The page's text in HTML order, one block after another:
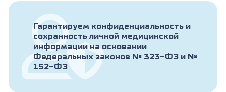
Гарантируем конфиденциальность и
сохранность личной медицинской
информации на основании
Федеральных законов № 323-ФЗ и №
152-ФЗ